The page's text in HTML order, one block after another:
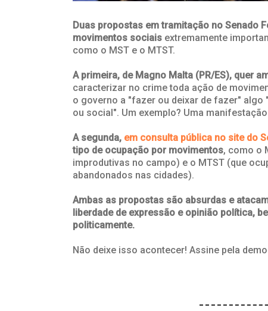
Duas propostas em tramitação no Senado
movimentos sociais extremamente
como o MST e o MTST.
A primeira, de Magno Malta (PR/ES), quer
caracterizar no crime toda ação de
o governo a "fazer ou deixar de fazer"
ou social". Um exemplo? Uma
A segunda, em consulta pública no site do
tipo de ocupação por movimentos, como o
improdutivas no campo) e o MTST (que
abandonados nas cidades).
Ambas as propostas são absurdas e
liberdade de expressão e opinião política,
politicamente.
Não deixe isso acontecer! Assine pela